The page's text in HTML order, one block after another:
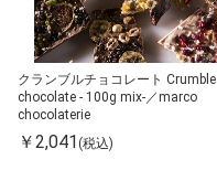
クランブルチョコレート Crumble
chocolate - 100g mix-／marco
chocolaterie
￥2,041 (税込)